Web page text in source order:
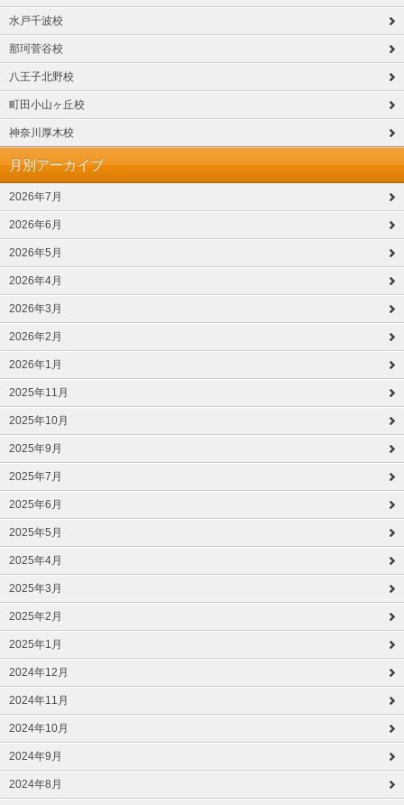
水戸千波校
那珂菅谷校
八王子北野校
町田小山ヶ丘校
神奈川厚木校
月別アーカイブ
2026年7月
2026年6月
2026年5月
2026年4月
2026年3月
2026年2月
2026年1月
2025年11月
2025年10月
2025年9月
2025年7月
2025年6月
2025年5月
2025年4月
2025年3月
2025年2月
2025年1月
2024年12月
2024年11月
2024年10月
2024年9月
2024年8月